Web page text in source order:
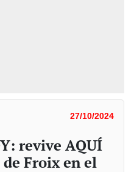
27/10/2024
revive AQUÍ
Froix en el